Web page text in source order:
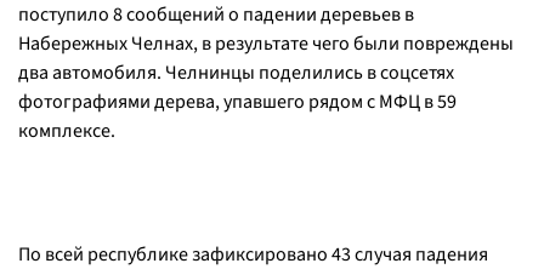
поступило 8 сообщений о падении деревьев в
Набережных Челнах, в результате чего были повреждены
два автомобиля. Челнинцы поделились в соцсетях
фотографиями дерева, упавшего рядом с МФЦ в 59
комплексе.
По всей республике зафиксировано 43 случая падения